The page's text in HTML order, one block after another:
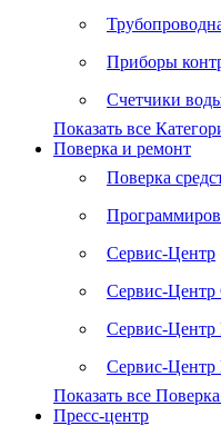
Приборы
Счетчики
Показать все
Поверка и ремонт
Поверка
Сервис-Центр
Сервис-
Сервис-
Сервис-
Показать все
Пресс-центр